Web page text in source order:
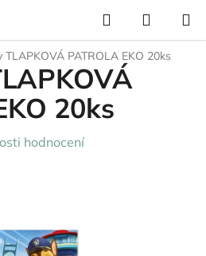
Hledat
KOŠÍK
TLAPKOVÁ PATROLA EKO 20ks
20ks
hodnocení